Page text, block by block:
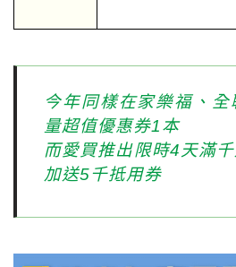
今年同樣在家樂福、
量超值優惠券1本
而愛買推出限時4天滿
加送5千抵用券